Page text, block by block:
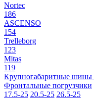
Nortec
186
ASCENSO
154
Trelleborg
123
Mitas
119
Крупногабаритные шины
Фронтальные погрузчики
17.5-25 20.5-25 26.5-25